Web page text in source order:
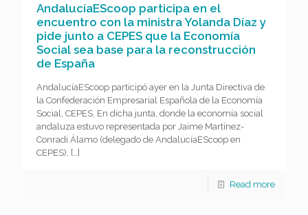
AndalucíaEScoop participa en el
encuentro con la ministra Yolanda Díaz y
pide junto a CEPES que la Economía
Social sea base para la reconstrucción
de España
AndalucíaEScoop participó ayer en la Junta Directiva de
la Confederación Empresarial Española de la Economía
Social, CEPES. En dicha junta, donde la economía social
andaluza estuvo representada por Jaime Martínez-
Conradi Álamo (delegado de AndalucíaEScoop en
CEPES), […]
Read more